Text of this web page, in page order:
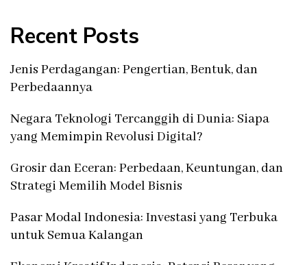
Recent Posts
Jenis Perdagangan: Pengertian, Bentuk, dan
Perbedaannya
Negara Teknologi Tercanggih di Dunia: Siapa
yang Memimpin Revolusi Digital?
Grosir dan Eceran: Perbedaan, Keuntungan, dan
Strategi Memilih Model Bisnis
Pasar Modal Indonesia: Investasi yang Terbuka
untuk Semua Kalangan